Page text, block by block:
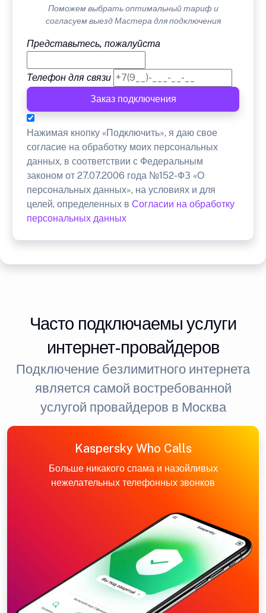
Поможем выбрать оптимальный тариф и
согласуем выезд Мастера для подключения
Представьтесь, пожалуйста
Телефон для связи
Заказ подключения
Нажимая кнопку «Подключить», я даю свое
согласие на обработку моих персональных
данных, в соответствии с Федеральным
законом от 27.07.2006 года №152-ФЗ «О
персональных данных», на условиях и для
целей, определенных в Согласии на обработку
персональных данных
Часто подключаемы услуги
интернет-провайдеров
Подключение безлимитного интернета
является самой востребованной
услугой провайдеров в Москва
Kaspersky Who Calls
Больше никакого спама и назойливых
нежелательных телефонных звонков